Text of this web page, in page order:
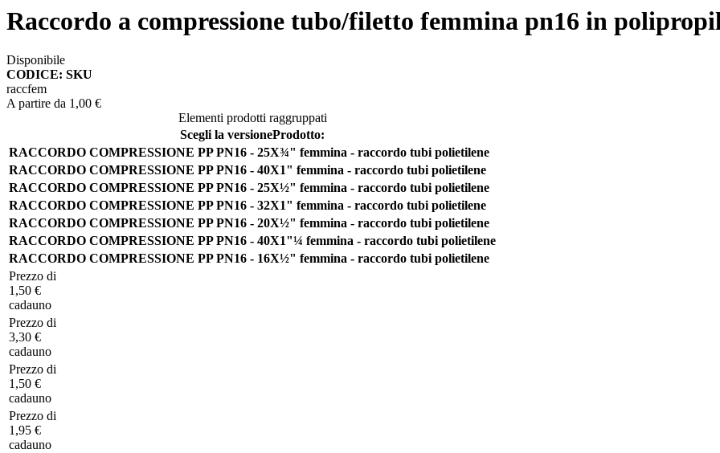
Raccordo a compressione tubo/filetto femmina pn16 in
Disponibile
CODICE: SKU
raccfem
A partire da 1,00 €
Elementi prodotti raggruppati
Scegli la versioneProdotto:
RACCORDO COMPRESSIONE PP PN16 - 25X¾" femmina - raccordo tubi polietilene
RACCORDO COMPRESSIONE PP PN16 - 40X1" femmina - raccordo tubi polietilene
RACCORDO COMPRESSIONE PP PN16 - 25X½" femmina - raccordo tubi polietilene
RACCORDO COMPRESSIONE PP PN16 - 32X1" femmina - raccordo tubi polietilene
RACCORDO COMPRESSIONE PP PN16 - 20X½" femmina - raccordo tubi polietilene
RACCORDO COMPRESSIONE PP PN16 - 40X1"¼ femmina - raccordo tubi polietilene
RACCORDO COMPRESSIONE PP PN16 - 16X½" femmina - raccordo tubi polietilene
Prezzo di
1,50 €
cadauno
Prezzo di
3,30 €
cadauno
Prezzo di
1,50 €
cadauno
Prezzo di
1,95 €
cadauno